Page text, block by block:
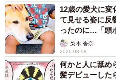
12歳の愛犬に
て見せる姿に
ったのに…「頭
「尊…」
梨木 香奈
2026.08.08
何かと人に舐
髪デビューした